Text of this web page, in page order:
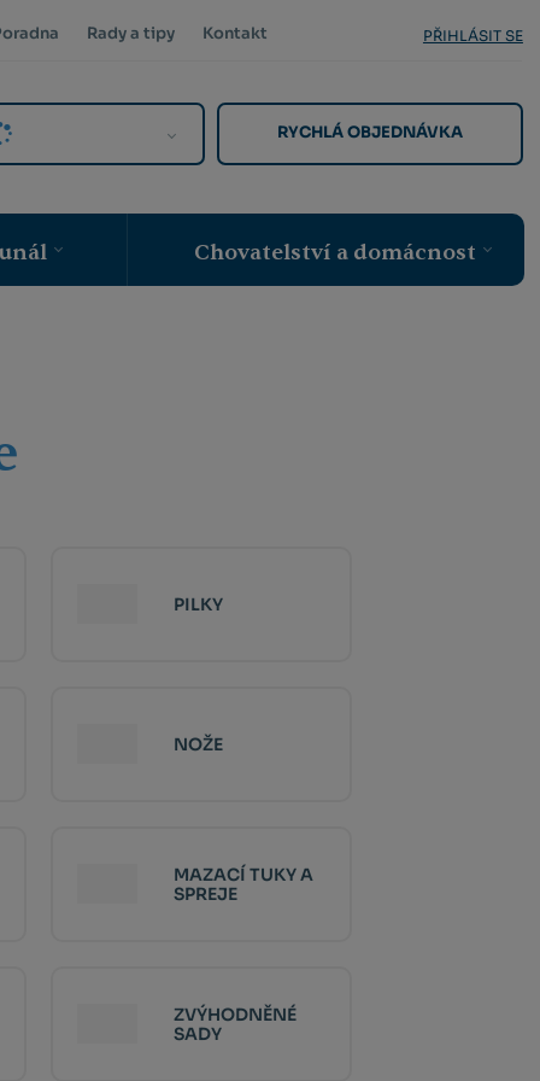
Rady a tipy Kontakt PŘIHLÁSIT SE
RYCHLÁ OBJEDNÁVKA
Chovatelství a domácnost
PILKY
NOŽE
MAZACÍ TUKY A
SPREJE
ZVÝHODNĚNÉ
SADY